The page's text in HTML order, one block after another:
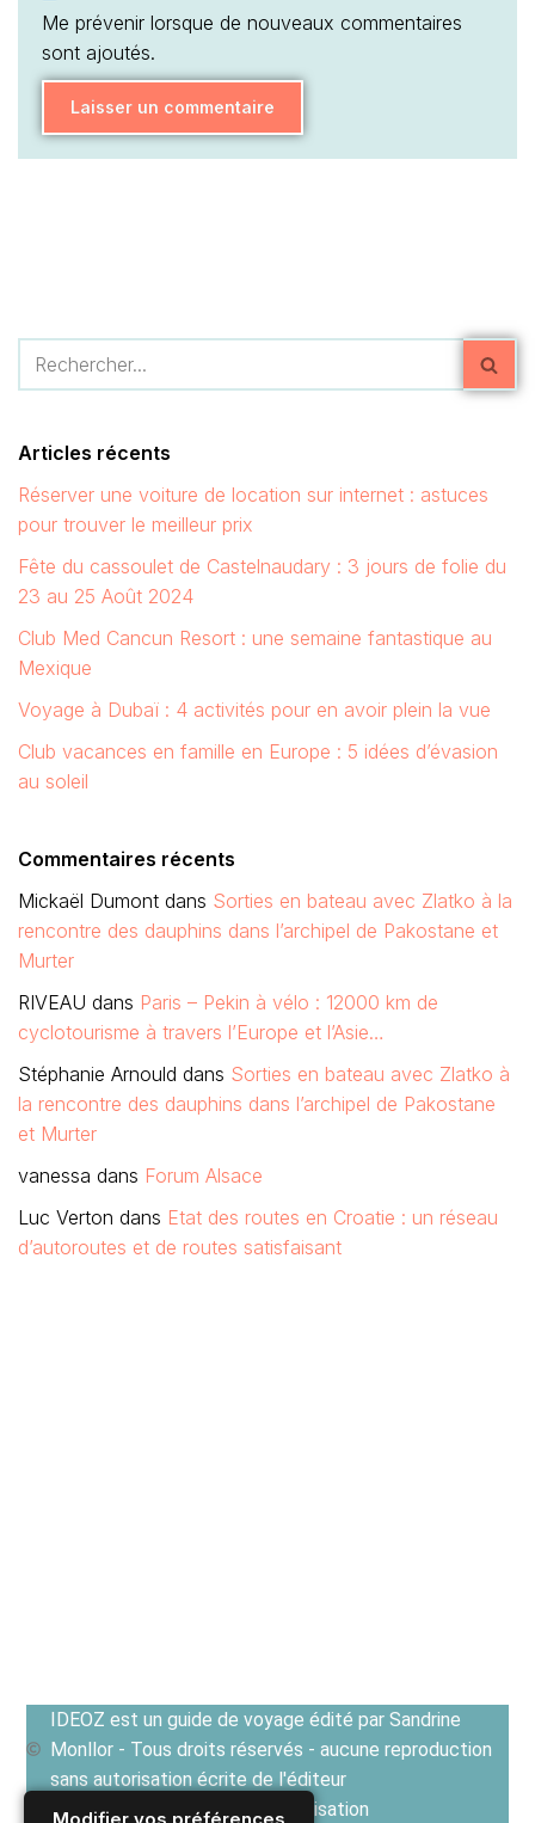
Me prévenir lorsque de nouveaux commentaires
sont ajoutés.
Articles récents
Réserver une voiture de location sur internet : astuces
pour trouver le meilleur prix
Fête du cassoulet de Castelnaudary : 3 jours de folie du
23 au 25 Août 2024
Club Med Cancun Resort : une semaine fantastique au
Mexique
Voyage à Dubaï : 4 activités pour en avoir plein la vue
Club vacances en famille en Europe : 5 idées d’évasion
au soleil
Commentaires récents
Mickaël Dumont dans Sorties en bateau avec Zlatko à la
rencontre des dauphins dans l’archipel de Pakostane et
Murter
RIVEAU dans Paris – Pekin à vélo : 12000 km de
cyclotourisme à travers l’Europe et l’Asie…
Stéphanie Arnould dans Sorties en bateau avec Zlatko à
la rencontre des dauphins dans l’archipel de Pakostane
et Murter
vanessa dans Forum Alsace
Luc Verton dans Etat des routes en Croatie : un réseau
d’autoroutes et de routes satisfaisant
IDEOZ est un guide de voyage édité par Sandrine
Monllor - Tous droits réservés - aucune reproduction
sans autorisation écrite de l'éditeur
Voir les Conditions générales d'utilisation